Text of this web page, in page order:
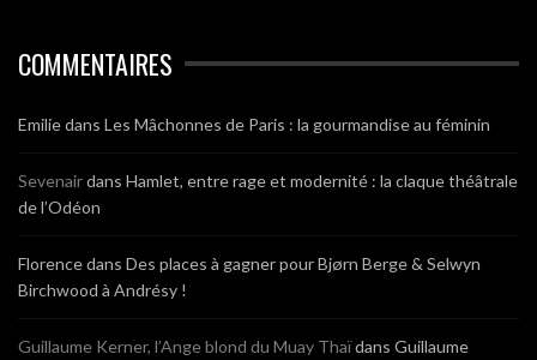
COMMENTAIRES
Emiliedans Les Mâchonnes de Paris : la gourmandise au féminin
Sevenairdans Hamlet, entre rage et modernité : la claque théâtrale
de l’Odéon
Florencedans Des places à gagner pour Bjørn Berge & Selwyn
Birchwood à Andrésy !
Guillaume Kerner, l’Ange blond du Muay Thaïdans Guillaume